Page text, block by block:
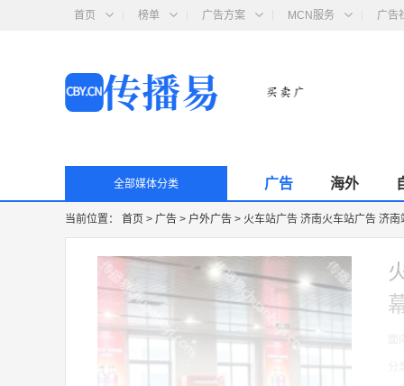
首页 榜单 广告方案 MCN服务 广告
全部媒体分类 广告 海外
当前位置： 首页 > 广告 > 户外广告 > 火车站广告 济南火车站广告 济